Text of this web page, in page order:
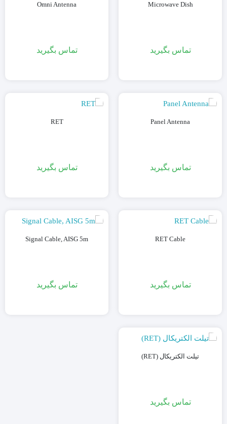
Microwave Dish
تماس بگیرید
Omni Antenna
تماس بگیرید
Panel Antenna
تماس بگیرید
RET
تماس بگیرید
RET Cable
تماس بگیرید
Signal Cable, AISG 5m
تماس بگیرید
تیلت الکتریکال (RET)
تماس بگیرید